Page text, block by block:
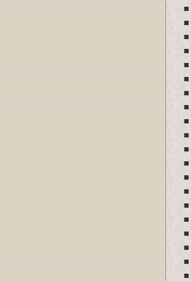
■
■
■
■
■
■
■
■
■
■
■
■
■
■
■
■
■
■
■
■